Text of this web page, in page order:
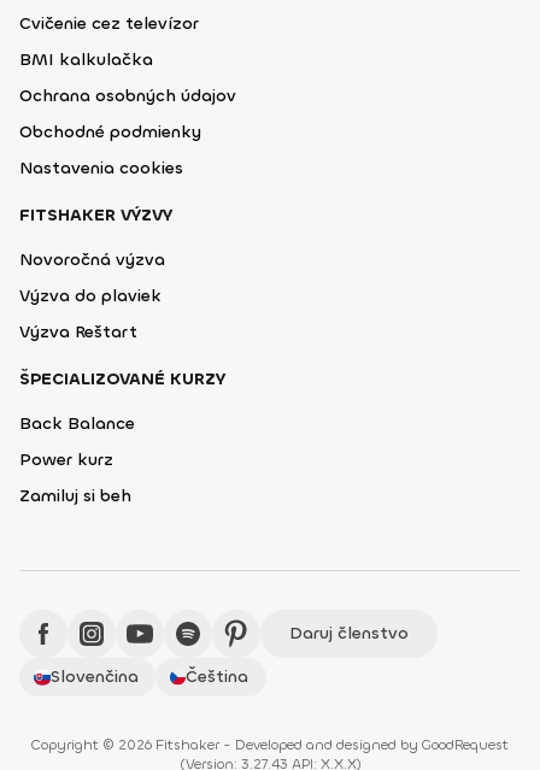
Cvičenie cez televízor
BMI kalkulačka
Ochrana osobných údajov
Obchodné podmienky
Nastavenia cookies
FITSHAKER VÝZVY
Novoročná výzva
Výzva do plaviek
Výzva Reštart
ŠPECIALIZOVANÉ KURZY
Back Balance
Power kurz
Zamiluj si beh
Daruj členstvo
Slovenčina
Čeština
Copyright © 2026 Fitshaker - Developed and designed by GoodRequest
(Version: 3.27.43 API: X.X.X)